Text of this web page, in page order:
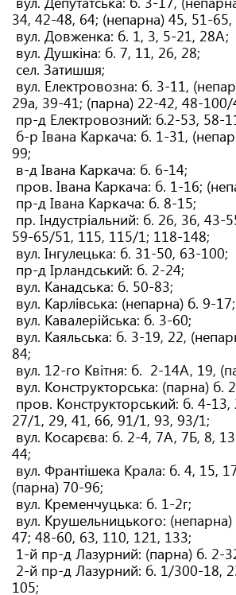
34, 42-48, 64; (непарна) 45, 51-65,
вул. Довженка: б. 1, 3, 5-21, 28А;
вул. Душкіна: б. 7, 11, 26, 28;
сел. Затишшя;
вул. Електровозна: б. 3-11,
29а, 39-41; (парна) 22-42, 48-100/
пр-д Електровозний: б.2-53, 58-
б-р Івана Каркача: б. 1-31,
99;
в-д Івана Каркача: б. 6-14;
пров. Івана Каркача: б. 1-16;
пр-д Івана Каркача: б. 8-15;
пр. Індустріальний: б. 26, 36, 43-
59-65/51, 115, 115/1; 118-148;
вул. Інгулецька: б. 31-50, 63-100;
пр-д Ірландський: б. 2-24;
вул. Канадська: б. 50-83;
вул. Карлівська: (непарна) б.
вул. Кавалерійська: б. 3-60;
вул. Каяльська: б. 3-19, 22,
84;
вул. 12-го Квітня: б. 2-14А, 19,
вул. Конструкторська: (парна) б.
пров. Конструкторський: б. 4-
27/1, 29, 41, 66, 91/1, 93, 93/1;
вул. Косарєва: б. 2-4, 7А, 7Б, 8,
44;
вул. Франтішека Крала: б. 4, 15,
(парна) 70-96;
вул. Кременчуцька: б. 1-2г;
вул. Крушельницького:
47; 48-60, 63, 110, 121, 133;
1-й пр-д Лазурний: (парна) б. 2-
2-й пр-д Лазурний: б. 1/300-18,
105;